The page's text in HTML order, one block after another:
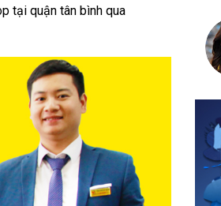
tại quận tân bình qua